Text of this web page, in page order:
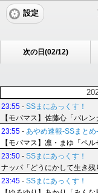
設定
次の日(02/12)
23:55 - SSまにあっくす！
【モバマス】佐藤心「バレン
23:55 - あやめ速報-SSまとめ-
【モバマス】凛・まゆ「ペ
23:50 - SSまにあっくす！
ナッパ「どうにかして生き残
23:45 - SSまにあっくす！